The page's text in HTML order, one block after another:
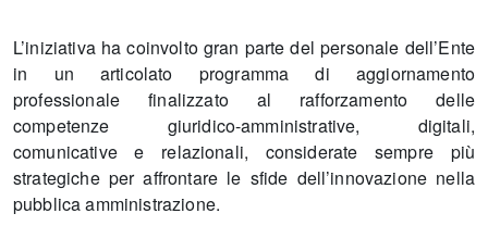
L’iniziativa ha coinvolto gran parte del personale dell’Ente
in un articolato programma di aggiornamento
professionale finalizzato al rafforzamento delle
competenze giuridico-amministrative, digitali,
comunicative e relazionali, considerate sempre più
strategiche per affrontare le sfide dell’innovazione nella
pubblica amministrazione.